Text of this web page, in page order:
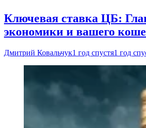
Ключевая ставка ЦБ:
экономики и вашего
Дмитрий Ковальчук1 год спустя1 год